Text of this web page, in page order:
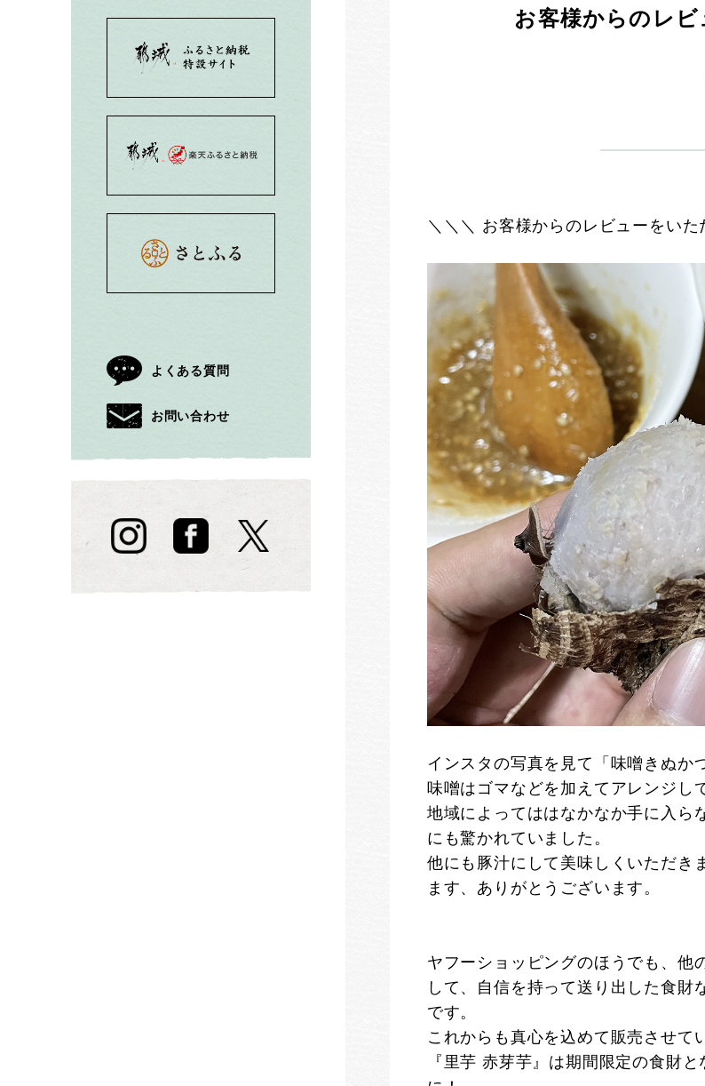
よくある質問
お問い合わせ
お客様からのレビ
＼＼＼ お客様からのレビューをいた
インスタの写真を見て「味噌きぬか
味噌はゴマなどを加えてアレンジし
地域によってははなかなか手に入ら
にも驚かれていました。
他にも豚汁にして美味しくいただき
ます、ありがとうございます。
ヤフーショッピングのほうでも、他
して、自信を持って送り出した食財
です。
これからも真心を込めて販売させて
『里芋 赤芽芋』は期間限定の食財